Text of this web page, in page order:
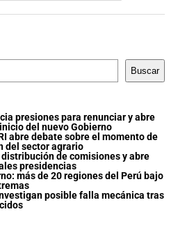
Buscar
presiones para renunciar y abre
del nuevo Gobierno
abre debate sobre el momento de
del sector agrario
de comisiones y abre
presidencias
más de 20 regiones del Perú bajo
posible falla mecánica tras